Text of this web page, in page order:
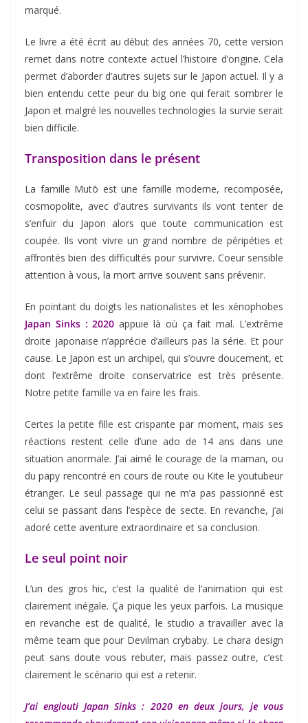
marqué.
Le livre a été écrit au début des années 70, cette version
remet dans notre contexte actuel l’histoire d’origine. Cela
permet d’aborder d’autres sujets sur le Japon actuel. Il y a
bien entendu cette peur du big one qui ferait sombrer le
Japon et malgré les nouvelles technologies la survie serait
bien difficile.
Transposition dans le présent
La famille Mutō est une famille moderne, recomposée,
cosmopolite, avec d’autres survivants ils vont tenter de
s’enfuir du Japon alors que toute communication est
coupée. Ils vont vivre un grand nombre de péripéties et
affrontés bien des difficultés pour survivre. Coeur sensible
attention à vous, la mort arrive souvent sans prévenir.
En pointant du doigts les nationalistes et les xénophobes
Japan Sinks : 2020 appuie là où ça fait mal. L’extrême
droite japonaise n’apprécie d’ailleurs pas la série. Et pour
cause. Le Japon est un archipel, qui s’ouvre doucement, et
dont l’extrême droite conservatrice est très présente.
Notre petite famille va en faire les frais.
Certes la petite fille est crispante par moment, mais ses
réactions restent celle d’une ado de 14 ans dans une
situation anormale. J’ai aimé le courage de la maman, ou
du papy rencontré en cours de route ou Kite le youtubeur
étranger. Le seul passage qui ne m’a pas passionné est
celui se passant dans l’espèce de secte. En revanche, j’ai
adoré cette aventure extraordinaire et sa conclusion.
Le seul point noir
L’un des gros hic, c’est la qualité de l’animation qui est
clairement inégale. Ça pique les yeux parfois. La musique
en revanche est de qualité, le studio a travailler avec la
même team que pour Devilman crybaby. Le chara design
peut sans doute vous rebuter, mais passez outre, c’est
clairement le scénario qui est a retenir.
J’ai englouti Japan Sinks : 2020 en deux jours, je vous